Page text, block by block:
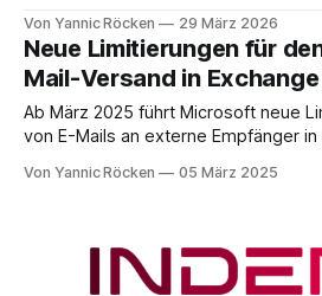
Auf Postfachebene greift das
das den Versand auf maximal
Postfach innerhalb eines
beschränkt, unabhängig davon, ob
Von Yannic Röcken 29 März 2026
Neue Limitierungen für
Mail-Versand in Exchange
Ab März 2025 führt Microsoft neue
von E-Mails an externe Empfänger in
Limits). Diese Maßnahme soll den
Von Yannic Röcken 05 März 2025